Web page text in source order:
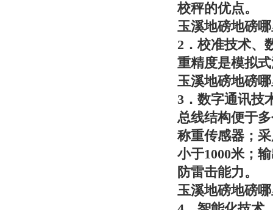
校秤的优点。
玉溪地磅地磅
2．校准技术、
重精度是模拟
玉溪地磅地磅
3．数字通讯技
总线结构便于
称重传感器；
小于1000米；
防雷击能力。
玉溪地磅地磅